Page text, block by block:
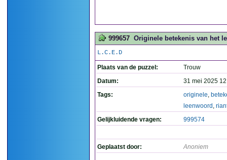
999657 Originele betekenis van het
L.C.E.D
Plaats van de puzzel:
Trouw
Datum:
31 mei 2025
Tags:
originele,
leenwoord ,
Gelijkluidende vragen:
999574
Geplaatst door: Anoniem